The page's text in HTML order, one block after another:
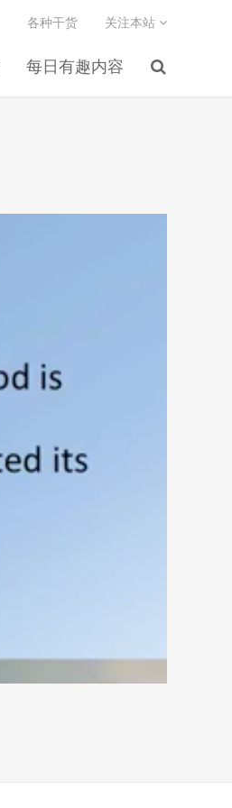
每日有趣内容
各种干货 关注本站